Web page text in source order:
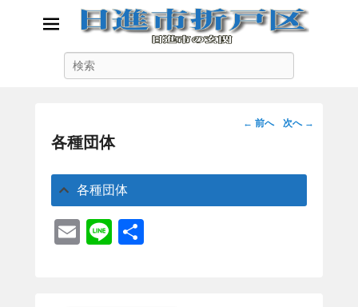
日進市折戸区
投
ビ
ー
← 前へ 次へ →
各種団体
各種団体
E
Li